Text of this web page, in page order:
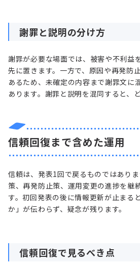
謝罪と説明の分け方
謝罪が必要な場面では、被害や不利益
先に置きます。一方で、原因や再発防
あるため、未確定の内容まで謝罪文に
あります。謝罪と説明を混同すると、
信頼回復まで含めた運用
信頼は、発表1回で戻るものではあり
策、再発防止策、運用変更の進捗を継
す。初回発表の後に情報更新が止まる
か」が伝わらず、疑念が残ります。
信頼回復で見るべき点